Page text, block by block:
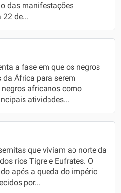
das manifestações
22 de...
a fase em que os negros
África para serem
negros africanos como
atividades...
que viviam ao norte da
rios Tigre e Eufrates. O
após a queda do império
por...